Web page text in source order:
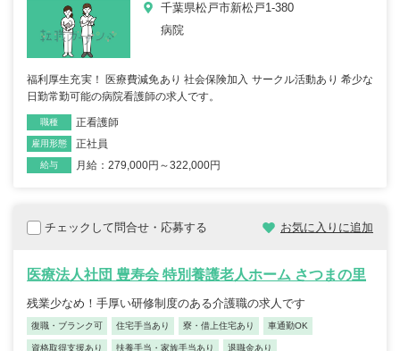
千葉県松戸市新松戸1-380
病院
福利厚生充実！ 医療費減免あり 社会保険加入 サークル活動あり 希少な
日勤常勤可能の病院看護師の求人です。
職種 正看護師
雇用形態 正社員
給与 月給：279,000円～322,000円
チェックして問合せ・応募する お気に入りに追加
医療法人社団 豊寿会 特別養護老人ホーム さつまの里
残業少なめ！手厚い研修制度のある介護職の求人です
復職・ブランク可 住宅手当あり 寮・借上住宅あり 車通勤OK
資格取得支援あり 扶養手当・家族手当あり 退職金あり